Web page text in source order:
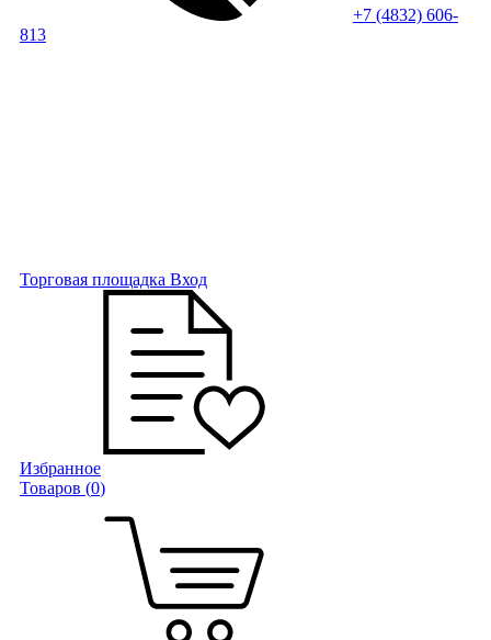
+7 (4832) 606-
813
Торговая площадка Вход
Избранное
Товаров (0)